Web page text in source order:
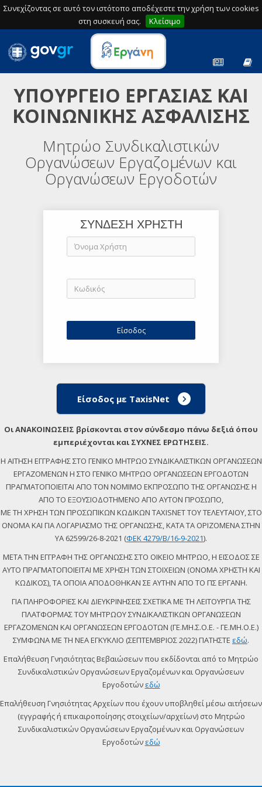
Συνεχίζοντας σε αυτό τον ιστότοπο αποδέχεστε την χρήση των cookies
στη συσκευή σας.
Κλείσιμο
ΥΠΟΥΡΓΕΙΟ ΕΡΓΑΣΙΑΣ ΚΑΙ
ΚΟΙΝΩΝΙΚΗΣ ΑΣΦΑΛΙΣΗΣ
Μητρώο Συνδικαλιστικών
Οργανώσεων Εργαζομένων και
Οργανώσεων Εργοδοτών
ΣΥΝΔΕΣΗ ΧΡΗΣΤΗ
Είσοδος με TaxisNet
Οι ΑΝΑΚΟΙΝΩΣΕΙΣ βρίσκονται στον σύνδεσμο πάνω δεξιά όπου
εμπεριέχονται και ΣΥΧΝΕΣ ΕΡΩΤΗΣΕΙΣ.
Η ΑΙΤΗΣΗ ΕΓΓΡΑΦΗΣ ΣΤΟ ΓΕΝΙΚΟ ΜΗΤΡΩΟ ΣΥΝΔΙΚΑΛΙΣΤΙΚΩΝ ΟΡΓΑΝΩΣΕΩΝ
ΕΡΓΑΖΟΜΕΝΩΝ Η ΣΤΟ ΓΕΝΙΚΟ ΜΗΤΡΩΟ ΟΡΓΑΝΩΣΕΩΝ ΕΡΓΟΔΟΤΩΝ
ΠΡΑΓΜΑΤΟΠΟΙΕΙΤΑΙ ΑΠΟ ΤΟΝ ΝΟΜΙΜΟ ΕΚΠΡΟΣΩΠΟ ΤΗΣ ΟΡΓΑΝΩΣΗΣ Η
ΑΠΟ ΤΟ ΕΞΟΥΣΙΟΔΟΤΗΜΕΝΟ ΑΠΟ ΑΥΤΟΝ ΠΡΟΣΩΠΟ,
ΜΕ ΤΗ ΧΡΗΣΗ ΤΩΝ ΠΡΟΣΩΠΙΚΩΝ ΚΩΔΙΚΩΝ TAXISNET ΤΟΥ ΤΕΛΕΥΤΑΙΟΥ, ΣΤΟ
ΟΝΟΜΑ ΚΑΙ ΓΙΑ ΛΟΓΑΡΙΑΣΜΟ ΤΗΣ ΟΡΓΑΝΩΣΗΣ, ΚΑΤΑ ΤΑ ΟΡΙΖΟΜΕΝΑ ΣΤΗΝ
ΥΑ 62599/26-8-2021 (ΦΕΚ 4279/Β/16-9-2021).
ΜΕΤΑ ΤΗΝ ΕΓΓΡΑΦΗ ΤΗΣ ΟΡΓΑΝΩΣΗΣ ΣΤΟ ΟΙΚΕΙΟ ΜΗΤΡΩΟ, Η ΕΙΣΟΔΟΣ ΣΕ
ΑΥΤΟ ΠΡΑΓΜΑΤΟΠΟΙΕΙΤΑΙ ΜΕ ΧΡΗΣΗ ΤΩΝ ΣΤΟΙΧΕΙΩΝ (ΟΝΟΜΑ ΧΡΗΣΤΗ ΚΑΙ
ΚΩΔΙΚΟΣ), ΤΑ ΟΠΟΙΑ ΑΠΟΔΟΘΗΚΑΝ ΣΕ ΑΥΤΗΝ ΑΠΟ ΤΟ ΠΣ ΕΡΓΑΝΗ.
ΓΙΑ ΠΛΗΡΟΦΟΡΙΕΣ ΚΑΙ ΔΙΕΥΚΡΙΝΗΣΕΙΣ ΣΧΕΤΙΚΑ ΜΕ ΤΗ ΛΕΙΤΟΥΡΓΙΑ ΤΗΣ
ΠΛΑΤΦΟΡΜΑΣ ΤΟΥ ΜΗΤΡΩΟΥ ΣΥΝΔΙΚΑΛΙΣΤΙΚΩΝ ΟΡΓΑΝΩΣΕΩΝ
ΕΡΓΑΖΟΜΕΝΩΝ ΚΑΙ ΟΡΓΑΝΩΣΕΩΝ ΕΡΓΟΔΟΤΩΝ (ΓΕ.ΜΗ.Σ.Ο.Ε. - ΓΕ.ΜΗ.Ο.Ε.)
ΣΥΜΦΩΝΑ ΜΕ ΤΗ ΝΕΑ ΕΓΚΥΚΛΙΟ (ΣΕΠΤΕΜΒΡΙΟΣ 2022) ΠΑΤΗΣΤΕ εδώ.
Επαλήθευση Γνησιότητας Βεβαιώσεων που εκδίδονται από το Μητρώο
Συνδικαλιστικών Οργανώσεων Εργαζομένων και Οργανώσεων
Εργοδοτών εδώ
Επαλήθευση Γνησιότητας Αρχείων που έχουν υποβληθεί μέσω αιτήσεων
(εγγραφής ή επικαιροποίησης στοιχείων/αρχείων) στο Μητρώο
Συνδικαλιστικών Οργανώσεων Εργαζομένων και Οργανώσεων
Εργοδοτών εδώ